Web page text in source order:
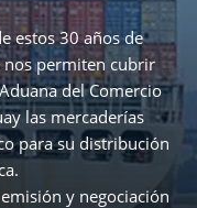
estos 30 años de
nos permiten cubrir
del Comercio
las mercaderías
para su distribución
y negociación